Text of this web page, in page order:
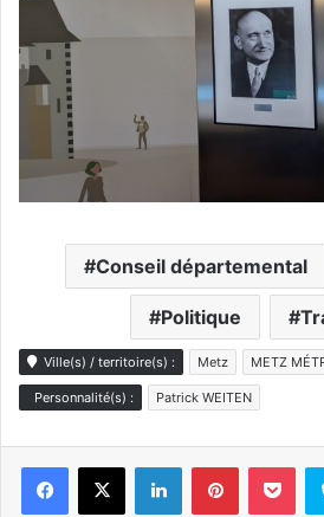
Conseil départemental
Politique
Ville(s) / territoire(s) : Metz METZ
Personnalité(s) : Patrick WEITEN
LinkedinPinterest